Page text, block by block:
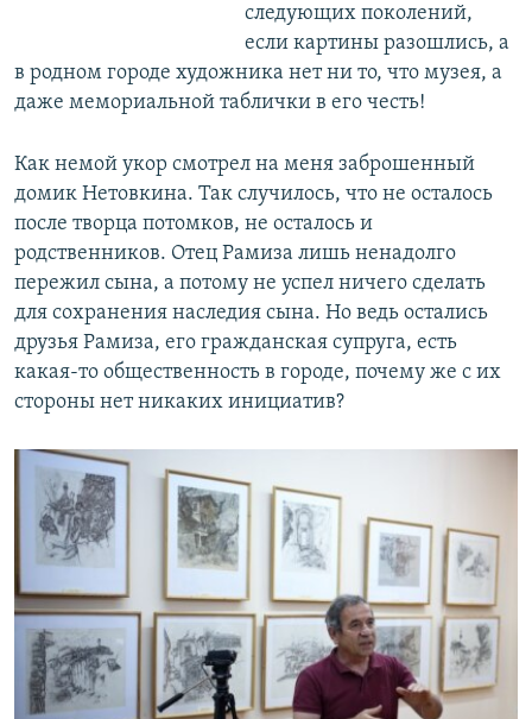
следующих поколений,
если картины разошлись, а
в родном городе художника нет ни то, что музея, а
даже мемориальной таблички в его честь!
Как немой укор смотрел на меня заброшенный
домик Нетовкина. Так случилось, что не осталось
после творца потомков, не осталось и
родственников. Отец Рамиза лишь ненадолго
пережил сына, а потому не успел ничего сделать
для сохранения наследия сына. Но ведь остались
друзья Рамиза, его гражданская супруга, есть
какая-то общественность в городе, почему же с их
стороны нет никаких инициатив?